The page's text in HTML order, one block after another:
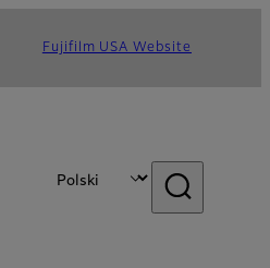
Fujifilm USA Website